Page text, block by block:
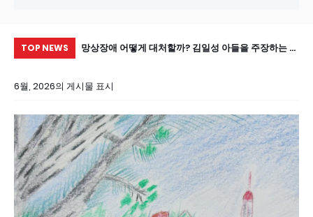
TOP NEWS
뇨 합병증 막는
망상장애 어떻게 대처할까? 김일성 아들을 주장하는 노
6월, 2026의 게시물 표시